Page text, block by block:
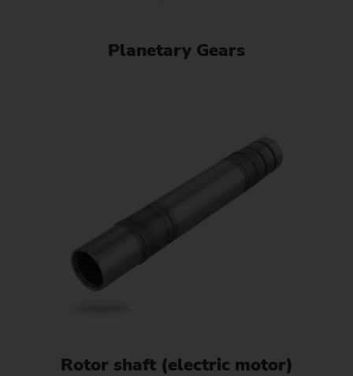
Planetary Gears
Rotor shaft (electric motor)